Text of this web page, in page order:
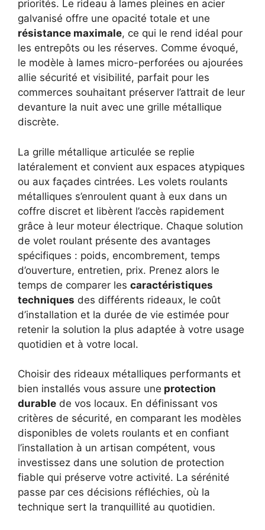
priorités. Le rideau à lames pleines en acier
galvanisé offre une opacité totale et une
résistance maximale, ce qui le rend idéal pour
les entrepôts ou les réserves. Comme évoqué,
le modèle à lames micro-perforées ou ajour­ées
allie sécurité et visibilité, parfait pour les
commerces souhaitant préserver l’attrait de leur
devanture la nuit avec une grille métallique
discrète.
La grille métallique articulée se replie
latéralement et convient aux espaces atypiques
ou aux façades cintrées. Les volets roulants
métalliques s’enroulent quant à eux dans un
coffre discret et libèrent l’accès rapidement
grâce à leur moteur électrique. Chaque solution
de volet roulant présente des avantages
spécifiques : poids, encombrement, temps
d’ouverture, entretien, prix. Prenez alors le
temps de comparer les caractéristiques
techniques des différents rideaux, le coût
d’installation et la durée de vie estimée pour
retenir la solution la plus adaptée à votre usage
quotidien et à votre local.
Choisir des rideaux métalliques performants et
bien installés vous assure une protection
durable de vos locaux. En définissant vos
critères de sécurité, en comparant les modèles
disponibles de volets roulants et en confiant
l’installation à un artisan compétent, vous
investissez dans une solution de protection
fiable qui préserve votre activité. La sérénité
passe par ces décisions réfléchies, où la
technique sert la tranquillité au quotidien.